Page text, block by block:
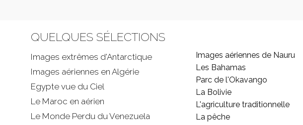
QUELQUES SÉLECTIONS
Images extrêmes d'Antarctique
Images aériennes en Algérie
Egypte vue du Ciel
Le Maroc en aérien
Le Monde Perdu du Venezuela
Images aériennes de Nauru
Les Bahamas
Parc de l'Okavango
La Bolivie
L'agriculture traditionnelle
La pêche